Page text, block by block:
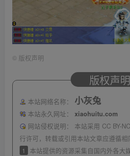
© 版权声明
版权声明
本站网络名称： 小灰兔
本站永久网址：
xiaohuitu.com
网站侵权说明：
本站采用 CC BY-
行许可，转载或引用本站文章应遵循相
1
本站提供的资源采集自国内外各大